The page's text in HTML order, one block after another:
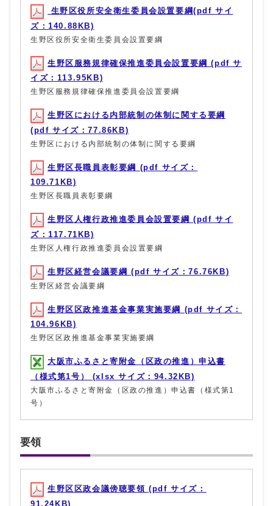
生野区役所安全衛生委員会設置要綱(pdf サイ
ズ：140.88KB)
生野区役所安全衛生委員会設置要綱
生野区服務規律確保推進委員会設置要綱 (pdf サ
イズ：113.95KB)
生野区服務規律確保推進委員会設置要綱
生野区における内部統制の体制に関する要綱
(pdf サイズ：77.86KB)
生野区における内部統制の体制に関する要綱
生野区長職員表彰要綱 (pdf サイズ：
109.71KB)
生野区長職員表彰要綱
生野区人権行政推進委員会設置要綱 (pdf サイ
ズ：117.71KB)
生野区人権行政推進委員会設置要綱
生野区経営会議要綱 (pdf サイズ：76.76KB)
生野区経営会議要綱
生野区区政推進基金事業実施要綱 (pdf サイズ：
104.96KB)
生野区区政推進基金事業実施要綱
大阪市ふるさと寄附金（区政の推進）申込書
（様式第1号） (xlsx サイズ：94.32KB)
大阪市ふるさと寄附金（区政の推進）申込書（様式第1
号）
要領
生野区区政会議傍聴要領 (pdf サイズ：
91.24KB)